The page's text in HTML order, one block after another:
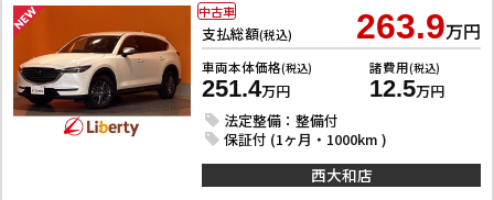
支払総額(税込) 263.9万円
車両本体価格(税込)
251.4万円
諸費用(税込)
12.5万円
法定整備：整備付
保証付 (1ヶ月・1000km )
中古車
西大和店